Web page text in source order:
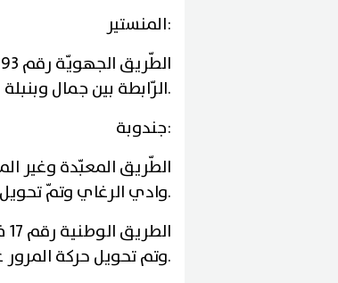
المنستير:
الرّابطة بين جمال.
جندوبة:
الطّريق المعبّدة وغير
وادي الرغاي وتمّ تحويل.
وتم تحويل حركة المرور.